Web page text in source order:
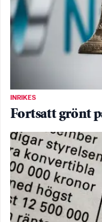
INRIKES
Fortsatt grönt